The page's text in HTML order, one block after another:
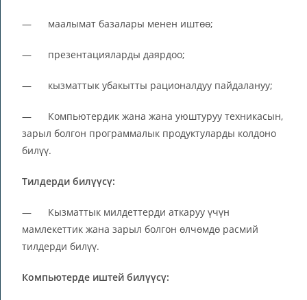
— маалымат базалары менен иштөө;
— презентацияларды даярдоо;
— кызматтык убакытты рационалдуу пайдалануу;
— Компьютердик жана жана уюштуруу техникасын,
зарыл болгон программалык продуктуларды колдоно
билүү.
Тилдерди билүүсү:
— Кызматтык милдеттерди аткаруу үчүн
мамлекеттик жана зарыл болгон өлчөмдө расмий
тилдерди билүү.
Компьютерде иштей билүүсү: